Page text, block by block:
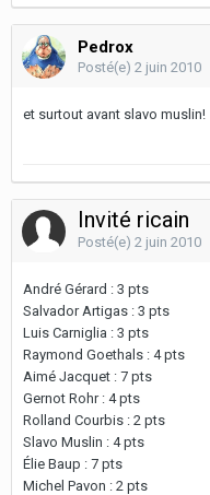
Pedrox
Posté(e) 2 juin 2010
et surtout avant slavo muslin!
Invité ricain
Posté(e) 2 juin 2010
André Gérard : 3 pts
Salvador Artigas : 3 pts
Luis Carniglia : 3 pts
Raymond Goethals : 4 pts
Aimé Jacquet : 7 pts
Gernot Rohr : 4 pts
Rolland Courbis : 2 pts
Slavo Muslin : 4 pts
Élie Baup : 7 pts
Michel Pavon : 2 pts